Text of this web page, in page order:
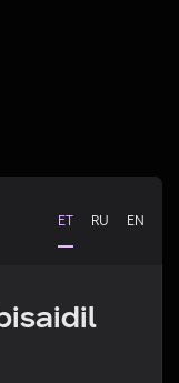
ET RU EN